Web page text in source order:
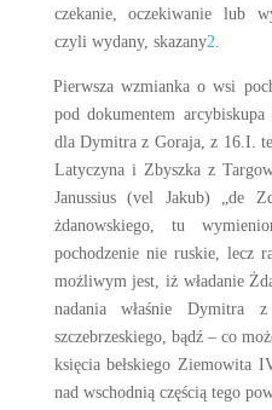
czekanie, oczekiwanie lub
czyli wydany, skazany2.
Pierwsza wzmianka o wsi
pod dokumentem
dla Dymitra z Goraja, z 16.I.
Latyczyna i Zbyszka z
Janussius (vel Jakub) „de
żdanowskiego, tu
pochodzenie nie ruskie, lecz
możliwym jest, iż władanie
nadania właśnie Dymitra
szczebrzeskiego, bądź – co
księcia bełskiego Ziemowita
nad wschodnią częścią tego